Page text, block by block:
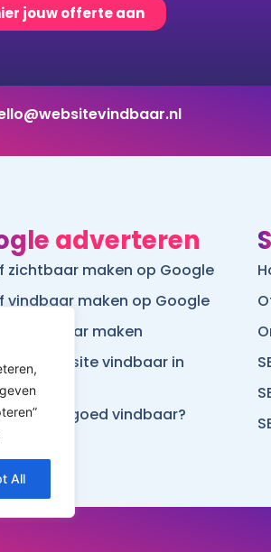
All
jouw offerte aan
adverteren
zichtbaar maken op Google
vindbaar maken op Google
vindbaar maken
website vindbaar in
website goed vindbaar?